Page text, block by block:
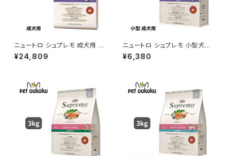
ニュートロ シュプレモ 成犬用 1
3.5kg 0079105109949
¥24,809
ニュートロ シュプレモ 小型犬
成犬用 3kg 456235878178
0
¥6,380